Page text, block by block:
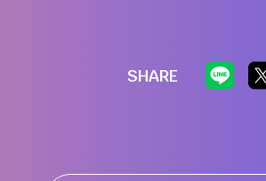
SHARE